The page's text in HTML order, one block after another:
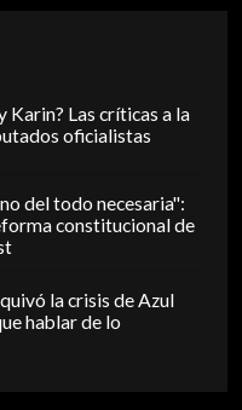
Karin? Las críticas a la
oficialistas
del todo necesaria":
constitucional de
la crisis de Azul
hablar de lo